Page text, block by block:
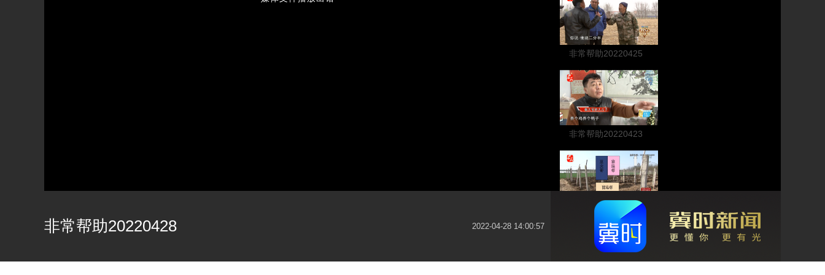
非常帮助20220425
非常帮助20220423
非常帮助20220422
非常帮助20220428 2022-04-28 14:00:57